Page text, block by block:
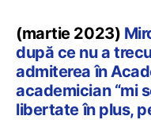
(martie 2023)
după ce nu a
admiterea în
academician “mi
libertate în plus,